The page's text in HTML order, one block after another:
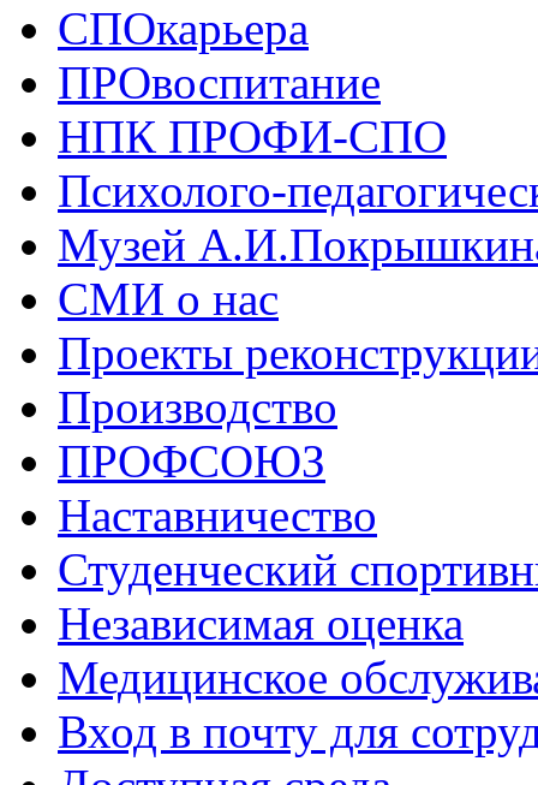
СПОкарьера
ПРОвоспитание
НПК ПРОФИ-СПО
Психолого-
Музей
СМИ о нас
Проекты
Производство
ПРОФСОЮЗ
Наставничество
Студенческий
Независимая оценка
Медицинское
Вход в почту для